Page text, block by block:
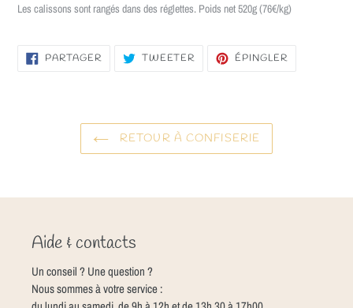
Les calissons sont rangés dans des réglettes. Poids net 520g (76€/kg)
PARTAGERPARTAGER
SUR
TWEETER TWEETERÉPINGLER
RETOUR À CONFISERIE
Aide & contacts
Un conseil ? Une question ?
Nous sommes à votre service :